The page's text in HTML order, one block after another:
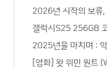
2026년 시작의 보류
갤럭시S25 256GB
2025년을 마치며 :
[영화] 왓 위민 원